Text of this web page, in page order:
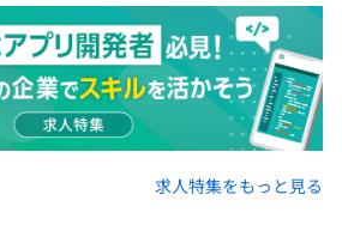
求人特集をもっと見る